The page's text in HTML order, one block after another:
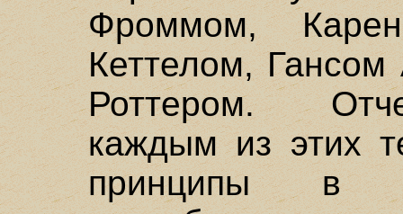
Фроммом,
Кеттелом,
Роттером.
каждым из этих
принципы в